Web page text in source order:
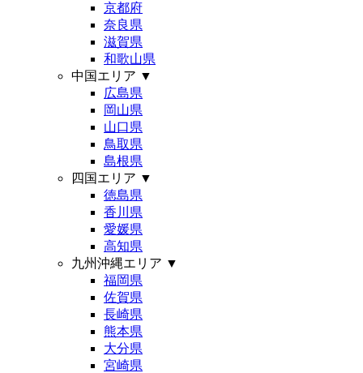
京都府
奈良県
滋賀県
和歌山県
中国エリア ▼
広島県
岡山県
山口県
鳥取県
島根県
四国エリア ▼
徳島県
香川県
愛媛県
高知県
九州沖縄エリア ▼
福岡県
佐賀県
長崎県
熊本県
大分県
宮崎県